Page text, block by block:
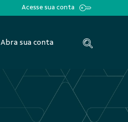
Acesse sua conta
Abra sua conta